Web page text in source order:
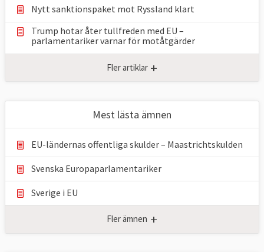
Nytt sanktionspaket mot Ryssland klart
Trump hotar åter tullfreden med EU –
parlamentariker ⁠varnar för motåtgärder
Fler artiklar +
Mest lästa ämnen
EU-ländernas offentliga skulder – Maastrichtskulden
Svenska Europaparlamentariker
Sverige i EU
Fler ämnen +